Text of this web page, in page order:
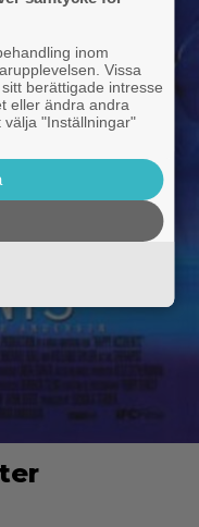
inom
Vissa
berättigade intresse
eller ändra andra
"Inställningar"